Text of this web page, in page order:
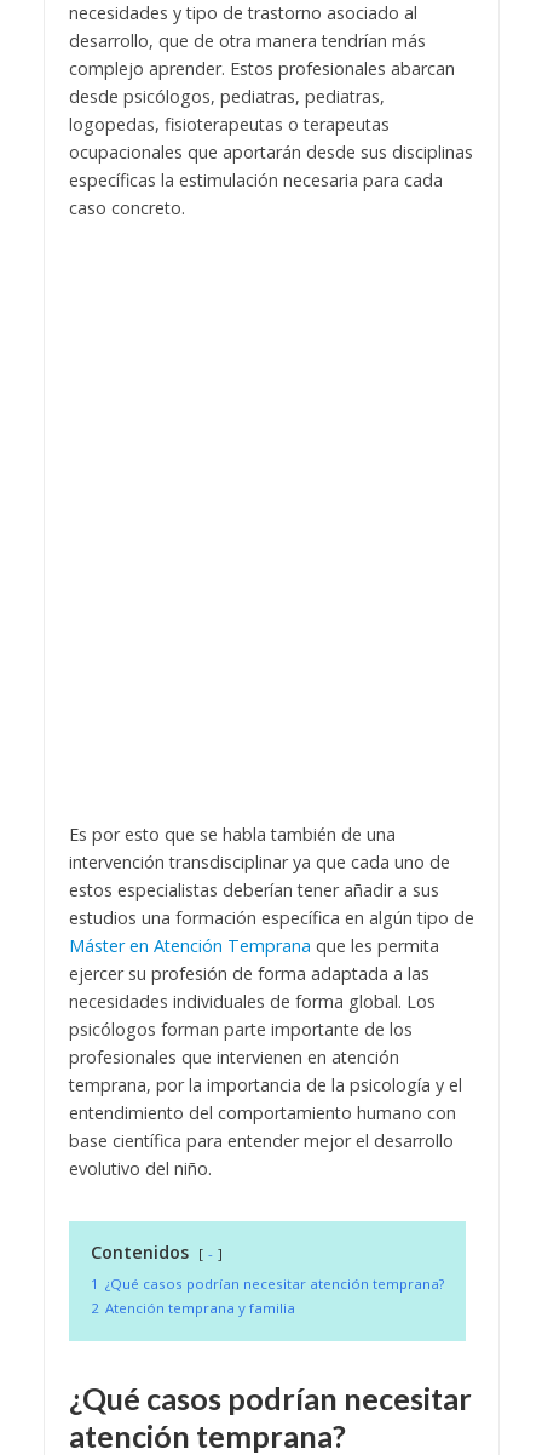
necesidades y tipo de trastorno asociado al
desarrollo, que de otra manera tendrían más
complejo aprender. Estos profesionales abarcan
desde psicólogos, pediatras, pediatras,
logopedas, fisioterapeutas o terapeutas
ocupacionales que aportarán desde sus disciplinas
específicas la estimulación necesaria para cada
caso concreto.
Es por esto que se habla también de una
intervención transdisciplinar ya que cada uno de
estos especialistas deberían tener añadir a sus
estudios una formación específica en algún tipo de
Máster en Atención Temprana que les permita
ejercer su profesión de forma adaptada a las
necesidades individuales de forma global. Los
psicólogos forman parte importante de los
profesionales que intervienen en atención
temprana, por la importancia de la psicología y el
entendimiento del comportamiento humano con
base científica para entender mejor el desarrollo
evolutivo del niño.
Contenidos
-
1 ¿Qué casos podrían necesitar atención temprana?
2 Atención temprana y familia
¿Qué casos podrían necesitar
atención temprana?